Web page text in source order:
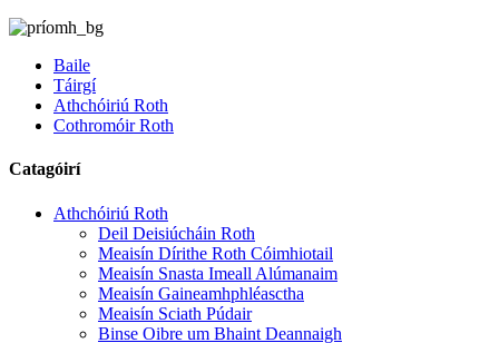
Baile
Táirgí
Athchóiriú Roth
Cothromóir Roth
Catagóirí
Athchóiriú Roth
Deil Deisiúcháin Roth
Meaisín Dírithe Roth Cóimhiotail
Meaisín Snasta Imeall Alúmanaim
Meaisín Gaineamhphléasctha
Meaisín Sciath Púdair
Binse Oibre um Bhaint Deannaigh